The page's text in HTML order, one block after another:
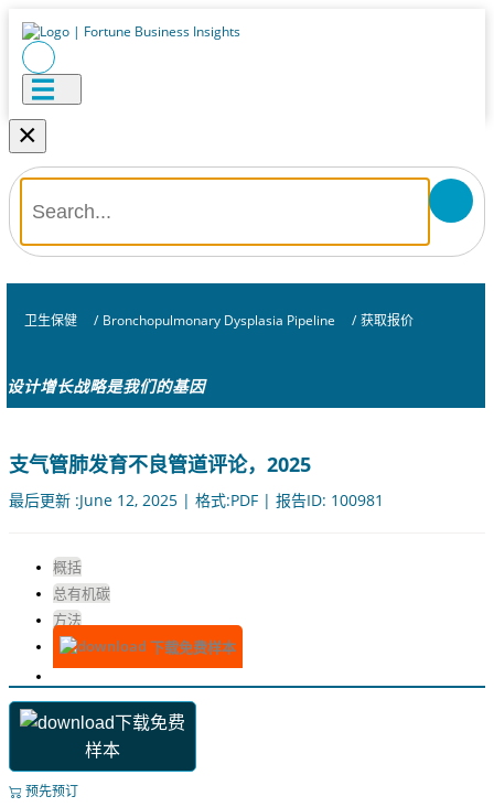
×
卫生保健 / Bronchopulmonary Dysplasia Pipeline / 获取报价
设计增长战略是我们的基因
支气管肺发育不良管道评论，2025
最后更新 :June 12, 2025 | 格式:PDF | 报告ID: 100981
概括
总有机碳
方法
下载免费样本
下载免费
样本
预先预订